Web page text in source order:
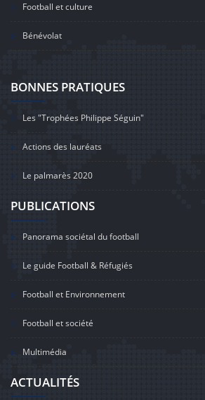
Football et culture
Bénévolat
BONNES PRATIQUES
Les "Trophées Philippe Séguin"
Actions des lauréats
Le palmarès 2020
PUBLICATIONS
Panorama sociétal du football
Le guide Football & Réfugiés
Football et Environnement
Football et société
Multimédia
ACTUALITÉS